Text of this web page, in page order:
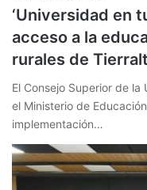
‘Universidad en
acceso a la
rurales de
El Consejo Superior de
el Ministerio de
implementación…